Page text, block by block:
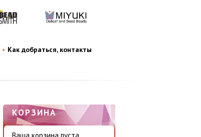
Как добраться, контакты
КОРЗИНА